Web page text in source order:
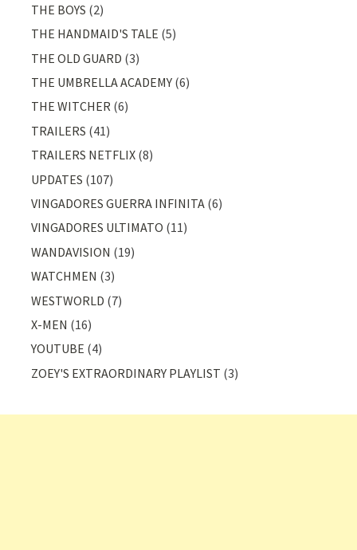
THE BOYS (2)
THE HANDMAID'S TALE (5)
THE OLD GUARD (3)
THE UMBRELLA ACADEMY (6)
THE WITCHER (6)
TRAILERS (41)
TRAILERS NETFLIX (8)
UPDATES (107)
VINGADORES GUERRA INFINITA (6)
VINGADORES ULTIMATO (11)
WANDAVISION (19)
WATCHMEN (3)
WESTWORLD (7)
X-MEN (16)
YOUTUBE (4)
ZOEY'S EXTRAORDINARY PLAYLIST (3)